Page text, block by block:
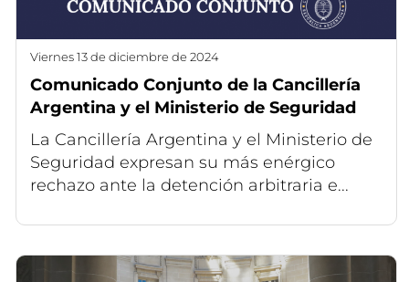
viernes 13 de diciembre de 2024
Comunicado Conjunto de la Cancillería
Argentina y el Ministerio de Seguridad
La Cancillería Argentina y el Ministerio de
Seguridad expresan su más enérgico
rechazo ante la detención arbitraria e...